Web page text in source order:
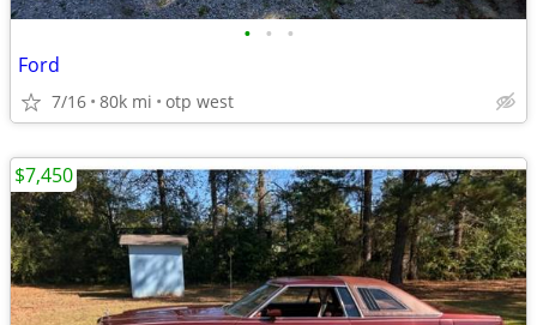
• • •
Ford
7/16 80k mi otp west
$7,450